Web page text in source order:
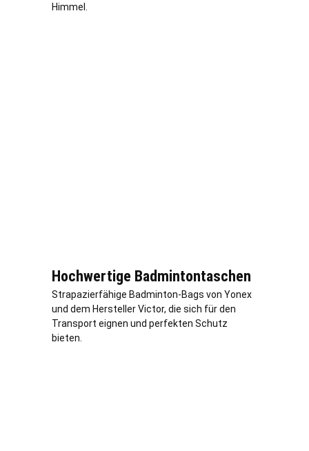
Himmel.
Hochwertige Badmintontaschen
Strapazierfähige Badminton-Bags von Yonex
und dem Hersteller Victor, die sich für den
Transport eignen und perfekten Schutz
bieten.